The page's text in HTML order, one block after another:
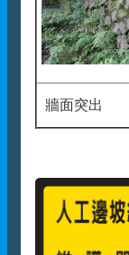
牆面突出